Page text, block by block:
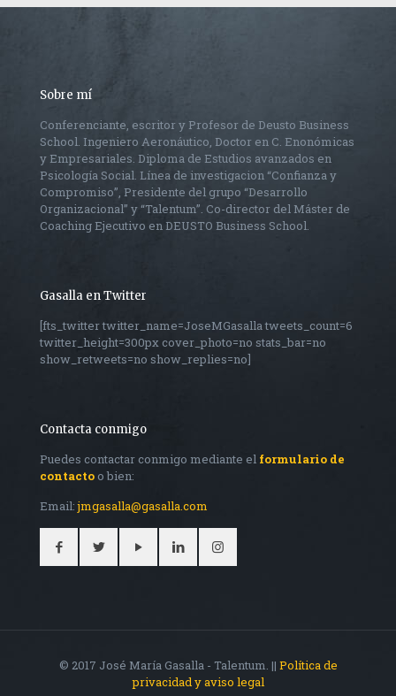
Sobre mí
Conferenciante, escritor y Profesor de Deusto Business
School. Ingeniero Aeronáutico, Doctor en C. Enonómicas
y Empresariales. Diploma de Estudios avanzados en
Psicología Social. Línea de investigacion “Confianza y
Compromiso”, Presidente del grupo “Desarrollo
Organizacional” y “Talentum”. Co-director del Máster de
Coaching Ejecutivo en DEUSTO Business School.
Gasalla en Twitter
[fts_twitter twitter_name=JoseMGasalla tweets_count=6
twitter_height=300px cover_photo=no stats_bar=no
show_retweets=no show_replies=no]
Contacta conmigo
Puedes contactar conmigo mediante el formulario de
contacto o bien:
Email:jmgasalla@gasalla.com
© 2017 José María Gasalla - Talentum. || Política de
privacidad y aviso legal